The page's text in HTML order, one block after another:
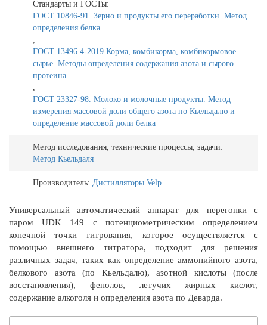
Стандарты и ГОСТы:
ГОСТ 10846-91. Зерно и продукты его переработки. Метод
определения белка
ГОСТ 13496.4-2019 Корма, комбикорма, комбикормовое
сырье. Методы определения содержания азота и сырого
протеина
ГОСТ 23327-98. Молоко и молочные продукты. Метод
измерения массовой доли общего азота по Кьельдалю и
определение массовой доли белка
Метод исследования, технические процессы, задачи:
Метод Кьельдаля
Производитель: Дистилляторы Velp
Универсальный автоматический аппарат для перегонки с
паром UDK 149 c потенциометрическим определением
конечной точки титрования, которое осуществляется с
помощью внешнего титратора, подходит для решения
различных задач, таких как определение аммонийного азота,
белкового азота (по Кьельдалю), азотной кислоты (после
восстановления), фенолов, летучих жирных кислот,
содержание алкоголя и определения азота по Деварда.